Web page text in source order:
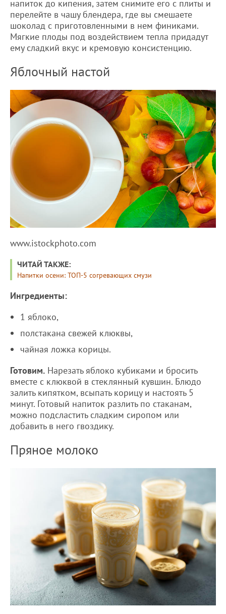
напиток до кипения, затем снимите его с плиты и
перелейте в чашу блендера, где вы смешаете
шоколад с приготовленными в нем финиками.
Мягкие плоды под воздействием тепла придадут
ему сладкий вкус и кремовую консистенцию.
Яблочный настой
www.istockphoto.com
ЧИТАЙ ТАКЖЕ:
Напитки осени: ТОП-5 согревающих смузи
Ингредиенты:
1 яблоко,
полстакана свежей клюквы,
чайная ложка корицы.
Готовим. Нарезать яблоко кубиками и бросить
вместе с клюквой в стеклянный кувшин. Блюдо
залить кипятком, всыпать корицу и настоять 5
минут. Готовый напиток разлить по стаканам,
можно подсластить сладким сиропом или
добавить в него гвоздику.
Пряное молоко